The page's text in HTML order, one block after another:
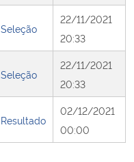
Seleção
22/11/2021
20:33
Seleção
22/11/2021
20:33
Resultado
02/12/2021
00:00